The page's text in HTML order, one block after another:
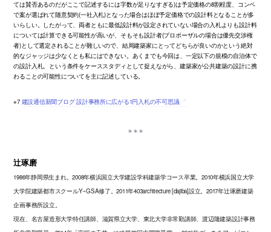
ては賛否あるのだがここで記述するには字数が足りなすぎる)は予定価格の8割程度、コンペ
で案が選ばれて随意契約(一社入札)となった場合はほぼ予定価格での設計料となることが多
いらしい。したがって、両者ともに最低設計料が設定されていない場合の入札よりも設計料
については計算できる可能性が高いが、そもそも設計者(プロポーザルの場合は優先交渉権
者)として選定されることが難しいので、結局建築家にとってどちらが良いのかという絶対
的なジャッジは少なくとも私にはできない。あくまでも今回は、一定以下の規模の自治体で
の設計入札、という条件をケーススタディとして捉えながら、建築家が公共建築の設計に携
わることの可能性についてを主に記述している。
※7 建設通信新聞ブログ 設計事務所に広がる1円入札の不可思議
辻琢磨
1986年静岡県生まれ。2008年横浜国立大学建設学科建築学コース卒業。2010年横浜国立大学
大学院建築都市スクールY¬GSA修了。2011年403architecture [dajiba]設立。2017年辻琢磨建築
企画事務所設立。
現在、名古屋造形大学特任講師、滋賀県立大学、東北大学非常勤講師、渡辺隆建築設計事務